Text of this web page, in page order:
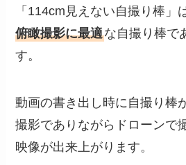
「114cm見えない自撮り棒」
俯瞰撮影に最適な自撮り棒で
す。
動画の書き出し時に自撮り棒
撮影でありながらドローンで
映像が出来上がります。